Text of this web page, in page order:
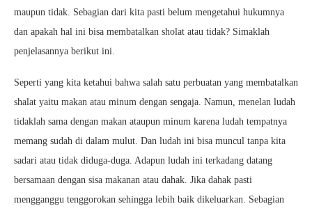
maupun tidak. Sebagian dari kita pasti belum mengetahui hukumnya
dan apakah hal ini bisa membatalkan sholat atau tidak? Simaklah
penjelasannya berikut ini.
Seperti yang kita ketahui bahwa salah satu perbuatan yang membatalkan
shalat yaitu makan atau minum dengan sengaja. Namun, menelan ludah
tidaklah sama dengan makan ataupun minum karena ludah tempatnya
memang sudah di dalam mulut. Dan ludah ini bisa muncul tanpa kita
sadari atau tidak diduga-duga. Adapun ludah ini terkadang datang
bersamaan dengan sisa makanan atau dahak. Jika dahak pasti
mengganggu tenggorokan sehingga lebih baik dikeluarkan. Sebagian